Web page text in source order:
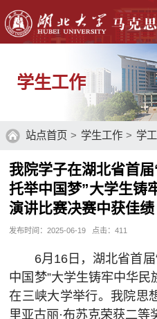
学生工作
站点首页 > 学生工作 > 学
党
管理
学
学
我院学子在湖北省首
托举中国梦”大学生铸
演讲比赛决赛中获佳绩
发布时间：2025-06-19 点击：411
6月16日，湖北省首
中国梦”大学生铸牢中华
在三峡大学举行。我院思
里亚古丽·布苏克荣获二等